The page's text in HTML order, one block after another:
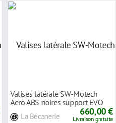
Valises latérale SW-Motech
Aero ABS noires support EVO
La Bécanerie 660,00 €
Livraison gratuite